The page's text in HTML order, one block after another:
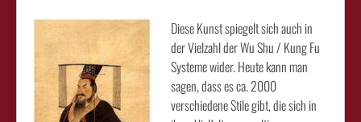
Diese Kunst spiegelt sich auch in
der Vielzahl der Wu Shu / Kung Fu
Systeme wider. Heute kann man
sagen, dass es ca. 2000
verschiedene Stile gibt, die sich in